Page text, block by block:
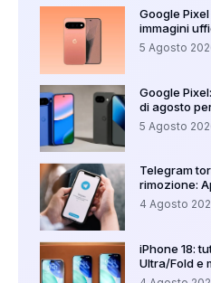
Google Pixel
immagini
5 Agosto
Google
di agosto
5 Agosto
Telegram
rimozione:
4 Agosto
iPhone 18:
Ultra/Fold e